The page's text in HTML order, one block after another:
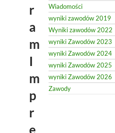
r
a
m
I
m
p
r
e
Wiadomości
wyniki zawodów 2019
Wyniki zawodów 2022
wyniki Zawodów 2023
wyniki Zawodów 2024
wyniki Zawodów 2025
wyniki Zawodów 2026
Zawody